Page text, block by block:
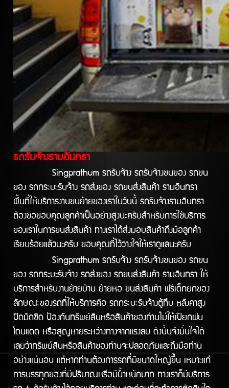
รถรับจ้างรามอินทรา
Singprathum รถรับจ้าง รถรับจ้างขนของ รถขน
ของ รถกระบะรับจ้าง รถส่งของ รถขนส่งสินค้า รามอินทรา
พื้นที่ให้บริการงานขนย้ายของเราในวันนี้ รถรับจ้างรามอินทรา
ต้องขอขอบคุณลูกค้าเป็นอย่างสูงนะครับสำหรับการใช้บริการ
ของเราในการขนส่งสินค้า ทางเราได้ส่งมอบสินค้าถึงมือลูกค้า
เรียบร้อยแล้วนะครับ ขอบคุณที่ไว้วางใจให้เราดูแลนะครับ
Singprathum รถรับจ้าง รถรับจ้างขนของ รถขน
ของ รถกระบะรับจ้าง รถส่งของ รถขนส่งสินค้า รามอินทรา ให้
บริการสำหรับงานย้ายบ้าน ย้ายหอ ขนส่งสินค้า ฟรีเด็กยกของ
ลักษณะของรถที่ให้บริการคือ รถกระบะรับจ้างตู้ทึบ หลังคาสูง
ปิดมิดชิด ป้องกันทรัพย์สินหรือสินค้าของท่านไม่ให้เปียกฝน
โดนแดด หรือสูญหายระหว่างทางจากแรงลม ดังนั้นจึงมั่นใจได้
เลยว่าทรัพย์สินหรือสินค้าของท่านจะปลอดภัยและถึงมือท่าน
อย่างแน่นอน แต่หากท่านต้องการรถที่มีขนาดใหญ่ขึ้น เหมาะแก่
การบรรทุกของที่มีปริมาณหรือมีน้ำหนักมาก ทางเราก็มีบริการ